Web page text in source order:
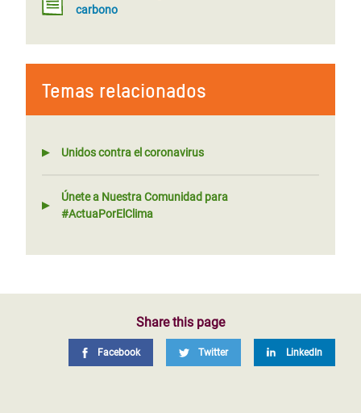
carbono
Temas relacionados
Unidos contra el coronavirus
Únete a Nuestra Comunidad para
#ActuaPorElClima
Share this page
Facebook Twitter LinkedIn